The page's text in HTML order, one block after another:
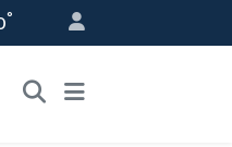
°